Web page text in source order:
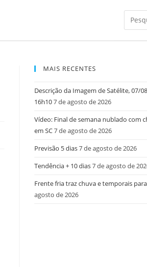
MAIS RECENTES
Descrição da Imagem de Satélite, 07/
16h107 de agosto de 2026
Vídeo: Final de semana nublado com
em SC7 de agosto de 2026
Previsão 5 dias7 de agosto de 2026
Tendência + 10 dias7 de agosto de
Frente fria traz chuva e temporais para
agosto de 2026